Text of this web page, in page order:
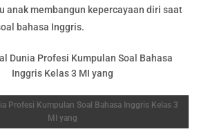
anak membangun kepercayaan diri saat
bahasa Inggris.
Profesi Kumpulan Soal Bahasa Inggris Kelas 3
MI yang